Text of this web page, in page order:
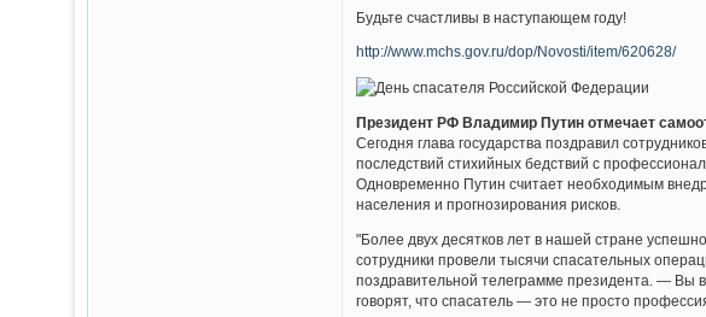
Будьте счастливы в наступающем году!
http://www.mchs.gov.ru/dop/Novosti/item/620628/
Президент РФ Владимир Путин отмечает
Сегодня глава государства поздравил
последствий стихийных бедствий с
Одновременно Путин считает необходимым
населения и прогнозирования рисков.
"Более двух десятков лет в нашей стране
сотрудники провели тысячи спасательных
поздравительной телеграмме президента. — Вы
говорят, что спасатель — это не просто